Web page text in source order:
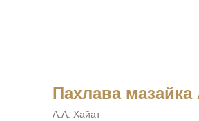
Пахлава мазайка
А.А. Хайат